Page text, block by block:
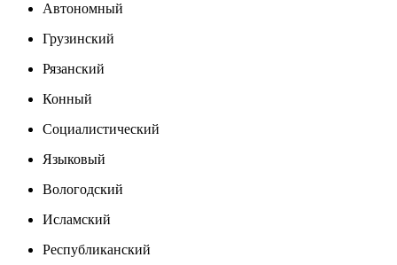
Автономный
Грузинский
Рязанский
Конный
Социалистический
Языковый
Вологодский
Исламский
Республиканский